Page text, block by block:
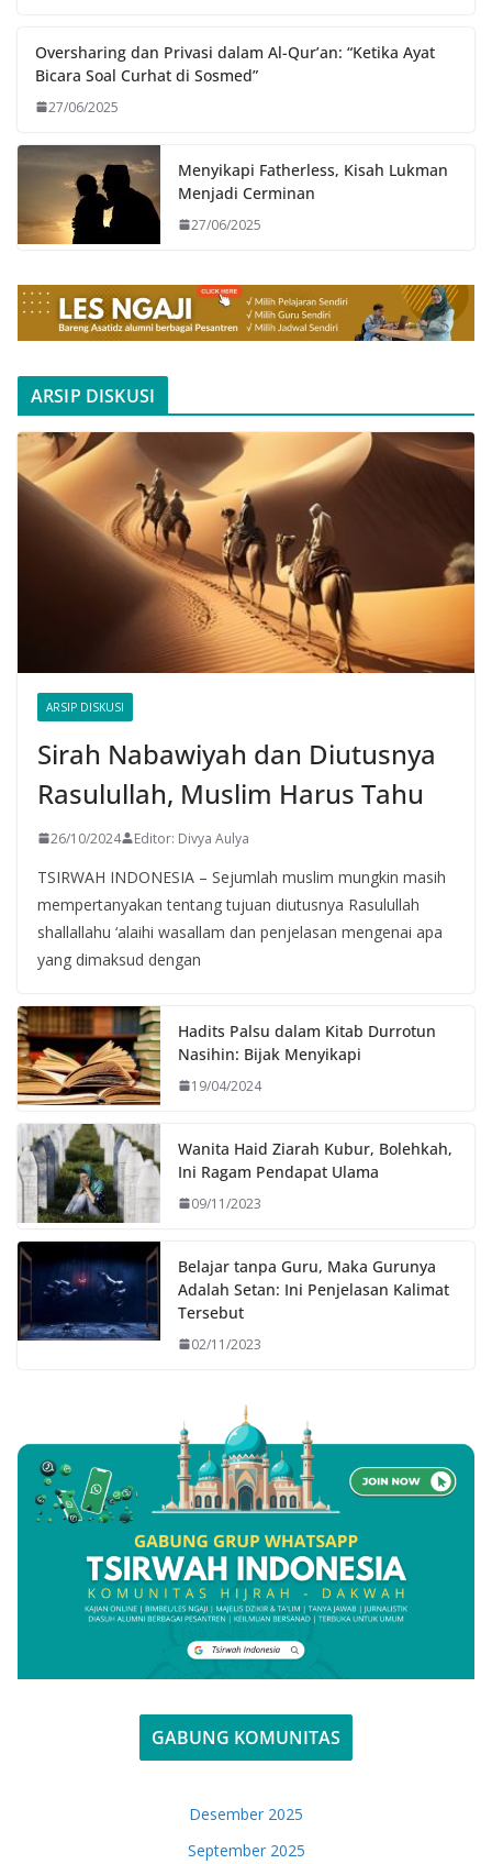
Oversharing dan Privasi dalam Al-Qur’an: “Ketika Ayat
Bicara Soal Curhat di Sosmed”
27/06/2025
Menyikapi Fatherless, Kisah Lukman
Menjadi Cerminan
27/06/2025
ARSIP DISKUSI
ARSIP DISKUSI
Sirah Nabawiyah dan Diutusnya
Rasulullah, Muslim Harus Tahu
26/10/2024 Editor: Divya Aulya
TSIRWAH INDONESIA – Sejumlah muslim mungkin masih
mempertanyakan tentang tujuan diutusnya Rasulullah
shallallahu ‘alaihi wasallam dan penjelasan mengenai apa
yang dimaksud dengan
Hadits Palsu dalam Kitab Durrotun
Nasihin: Bijak Menyikapi
19/04/2024
Wanita Haid Ziarah Kubur, Bolehkah,
Ini Ragam Pendapat Ulama
09/11/2023
Belajar tanpa Guru, Maka Gurunya
Adalah Setan: Ini Penjelasan Kalimat
Tersebut
02/11/2023
GABUNG KOMUNITAS
Desember 2025
September 2025